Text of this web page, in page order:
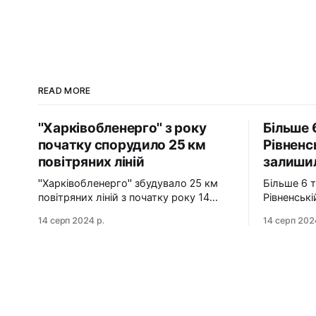
READ MORE
"Харківобленерго" з року
початку спорудило 25 км
повітряних ліній
"Харківобленерго" збудувало 25 км
повітряних ліній з початку року 14
початку року реалізувало близько 25
14 серп 2024 р.
Більше
Більше 6
14 серпня
14 серп